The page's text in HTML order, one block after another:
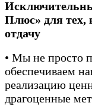
Плюс» для тех,
отдачу
• Мы не просто
обеспечиваем
реализацию
драгоценные